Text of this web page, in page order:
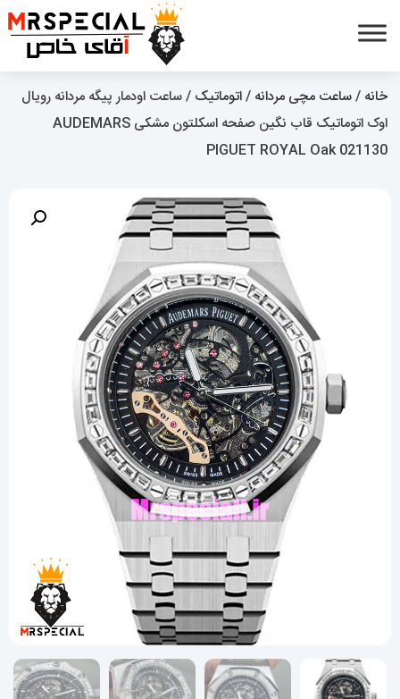
خانه /ساعت مچی مردانه /اتوماتیک / ساعت اودمار پیگه مردانه رویال
اوک اتوماتیک قاب نگین صفحه اسکلتون مشکی AUDEMARS
PIGUET ROYAL Oak 021130